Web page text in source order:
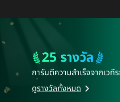
2107คน
473คน
25 รางวัล
การันตีความสำเร็จจากเวที
ดูรางวัลทั้งหมด